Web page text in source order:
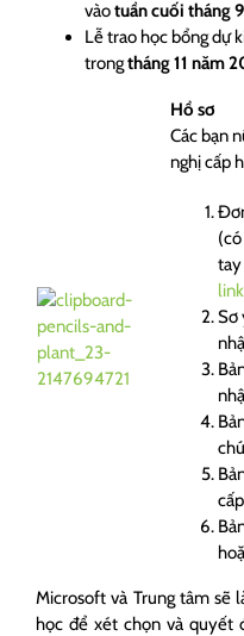
vàotuần cuối tháng
Lễ trao học bổng dự
trongtháng 11 năm
Hồ sơ
Các bạn
nghị cấp
tay
Sơ
Microsoft và Trung tâm sẽ
học để xét chọn và quyết